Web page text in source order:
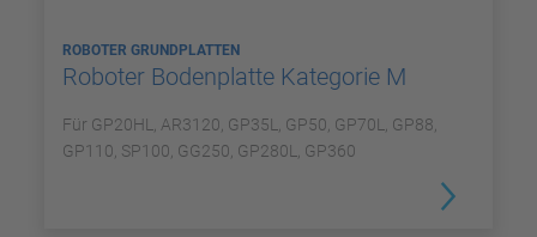
ROBOTER GRUNDPLATTEN
Roboter Bodenplatte Kategorie M
Für GP20HL, AR3120, GP35L, GP50, GP70L, GP88,
GP110, SP100, GG250, GP280L, GP360